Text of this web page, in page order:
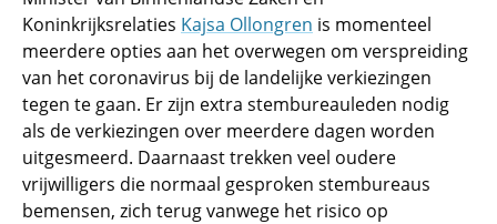
Koninkrijksrelaties Kajsa Ollongren is momenteel
meerdere opties aan het overwegen om verspreiding
van het coronavirus bij de landelijke verkiezingen
tegen te gaan. Er zijn extra stembureauleden nodig
als de verkiezingen over meerdere dagen worden
uitgesmeerd. Daarnaast trekken veel oudere
vrijwilligers die normaal gesproken stembureaus
bemensen, zich terug vanwege het risico op